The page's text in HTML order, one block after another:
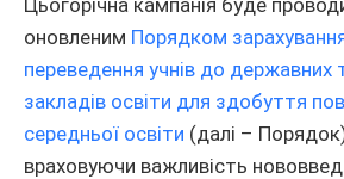
оновленим Порядком
переведення учнів до державних
закладів освіти для здобуття
середньої освіти (далі –
враховуючи важливість